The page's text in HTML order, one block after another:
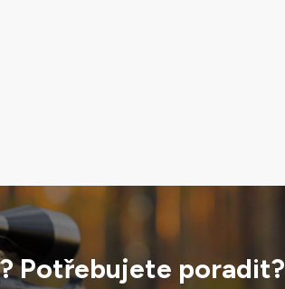
Potřebujete poradit?